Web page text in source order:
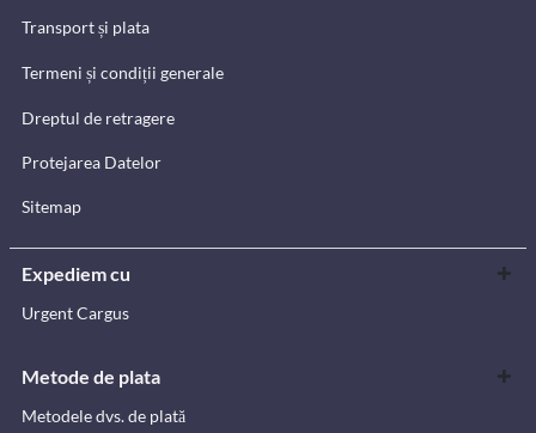
Transport și plata
Termeni și condiții generale
Dreptul de retragere
Protejarea Datelor
Sitemap
Expediem cu
Urgent Cargus
Metode de plata
Metodele dvs. de plată